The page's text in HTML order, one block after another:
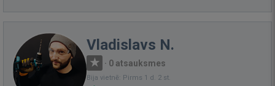
Vladislavs N.
· 0 atsauksmes
Bija vietnē: Pirms 1 d. 2 st.